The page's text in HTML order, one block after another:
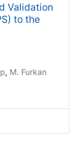
Validation
to the
, M. Furkan